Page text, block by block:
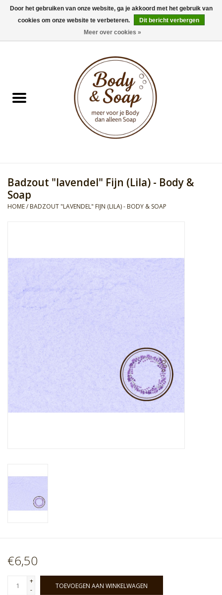
0 Artikelen - €0,00
Doucheproducten
Kids Collection
Soap
Women's Collection
Blogs
Badzout "lavendel" Fijn (Lila) - Body &
Soap
HOME/ BADZOUT "LAVENDEL" FIJN (LILA) - BODY & SOAP
€6,50
+
-
TOEVOEGEN AAN WINKELWAGEN
Door het gebruiken van onze website, ga je akkoord met het gebruik van
cookies om onze website te verbeteren.
Dit bericht verbergen
Meer over cookies »